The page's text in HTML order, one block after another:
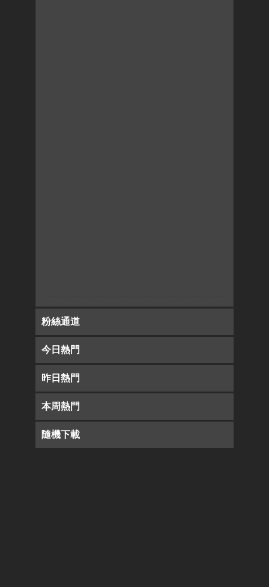
粉絲通道
今日熱門
昨日熱門
本周熱門
隨機下載